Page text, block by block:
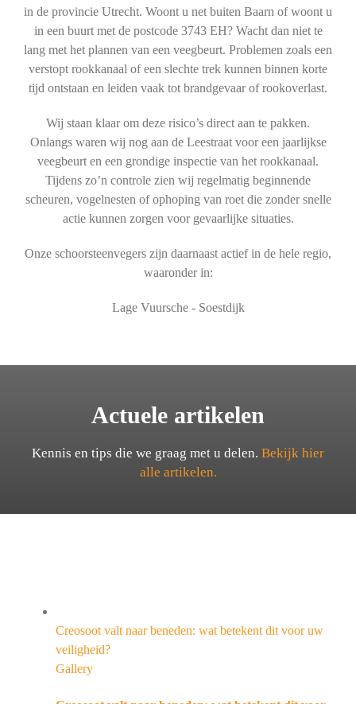
in de provincie Utrecht. Woont u net buiten Baarn of woont u
in een buurt met de postcode 3743 EH? Wacht dan niet te
lang met het plannen van een veegbeurt. Problemen zoals een
verstopt rookkanaal of een slechte trek kunnen binnen korte
tijd ontstaan en leiden vaak tot brandgevaar of rookoverlast.
Wij staan klaar om deze risico’s direct aan te pakken.
Onlangs waren wij nog aan de Leestraat voor een jaarlijkse
veegbeurt en een grondige inspectie van het rookkanaal.
Tijdens zo’n controle zien wij regelmatig beginnende
scheuren, vogelnesten of ophoping van roet die zonder snelle
actie kunnen zorgen voor gevaarlijke situaties.
Onze schoorsteenvegers zijn daarnaast actief in de hele regio,
waaronder in:
Lage Vuursche - Soestdijk
Actuele artikelen
Kennis en tips die we graag met u delen. Bekijk hier
alle artikelen.
Creosoot valt naar beneden: wat betekent dit voor uw
veiligheid?
Gallery